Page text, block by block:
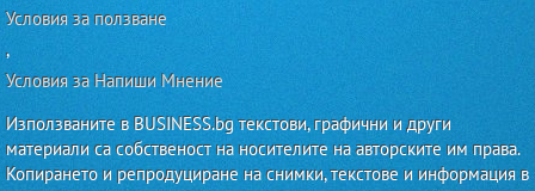
Условия за ползване
,
Условия за Напиши Мнение
Използваните в BUSINESS.bg текстови, графични и други
материали са собственост на носителите на авторските им права.
Копирането и репродуциране на снимки, текстове и информация в